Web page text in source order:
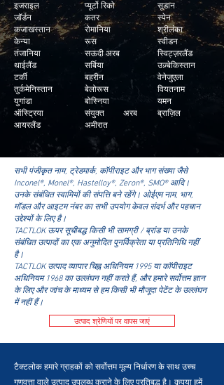
इजराइल
जॉर्डन
कजाखस्तान
केन्या
तंजानिया
थाईलैंड
टर्की
तुर्कमेनिस्तान
युगांडा
ऑस्ट्रिया
आयरलैंड
प्यूर्टो रिको
कतर
रोमानिया
रूस
सऊदी अरब
सर्बिया
बहरीन
बेलोरूस
बोस्निया
संयुक्त अरब
अमीरात
सूडान
स्पेन
श्रीलंका
स्वीडन
स्विट्ज़रलैंड
उज़्बेकिस्तान
वेनेजुएला
वियतनाम
यमन
ब्राज़िल
सभी पंजीकृत नाम, ट्रेडमार्क, कॉपीराइट और भाग संख्या जैसे
Inconel®, Monel®, Hastelloy®, Zeron®, SMO® आदि।
उनके संबंधित स्वामियों की संपत्ति बने रहेंगे। ओईएम नाम, भाग,
मॉडल और आइटम नंबर का सभी उपयोग केवल संदर्भ और पहचान
उद्देश्यों के लिए है।
TACTLOK ऊपर सूचीबद्ध किसी भी सामग्री / ब्रांड या उनके
संबंधित उत्पादों का एक अनुमोदित पुनर्विक्रेता या प्रतिनिधि नहीं
है।
TACTLOK उत्पाद व्यापार चिह्न अधिनियम 1995 या कॉपीराइट
अधिनियम 1968 का उल्लंघन नहीं करते हैं, और हमारे सर्वोत्तम ज्ञान
के लिए और जांच के माध्यम से हम किसी भी मौजूदा पेटेंट के उल्लंघन
में नहीं हैं।
उत्पाद श्रेणियों पर वापस जाएं
टैक्टलोक हमारे ग्राहकों को सर्वोत्तम मूल्य निर्धारण के साथ उच्च
गुणवत्ता वाले उत्पाद उपलब्ध कराने के लिए प्रतिबद्ध है। कृपया हमें